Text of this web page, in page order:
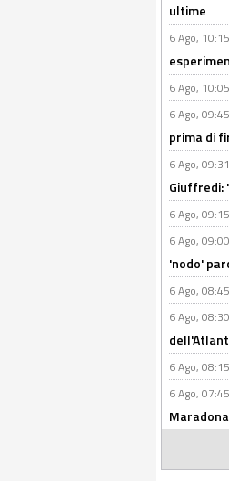
ultime
6 Ago,
6 Ago,
6 Ago,
prima di
6 Ago,
Giuffredi:
6 Ago,
6 Ago,
'nodo'
6 Ago,
6 Ago,
6 Ago,
6 Ago,